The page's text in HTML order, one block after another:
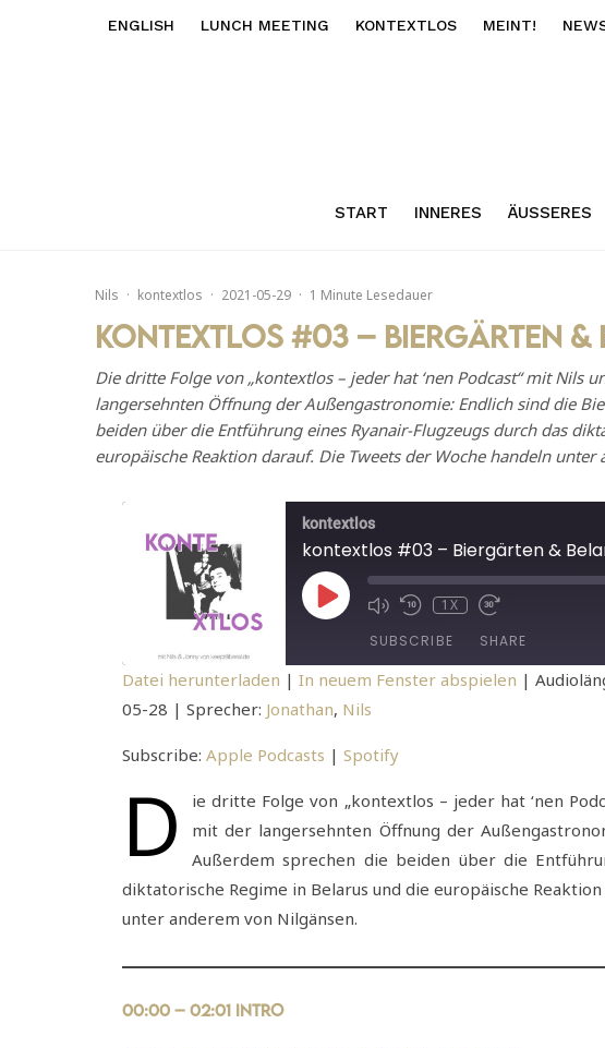
ENGLISH LUNCH MEETING KONTEXTLOS MEINT!
START INNERES ÄUSSERES
Nils · kontextlos · 2021-05-29 · 1 Minute Lesedauer
kontextlos #03 – Biergärten &
Die dritte Folge von „kontextlos – jeder hat ‘nen Podcast“ mit Nils
langersehnten Öffnung der Außengastronomie: Endlich sind die
beiden über die Entführung eines Ryanair-Flugzeugs durch das
europäische Reaktion darauf. Die Tweets der Woche handeln unter
kontextlos
kontextlos #03 – Biergärten &
PLAY EPISODE
MUTE/UNMUTE EPISODE
REWIND 10 SECONDS
1X FAST FORWARD
SUBSCRIBE SHARE
Apple Podcasts
RSS FEED
SHARE
LINK
EMBED
Datei herunterladen | In neuem Fenster abspielen |
05-28 | Sprecher: Jonathan, Nils
Subscribe: Apple Podcasts | Spotify
D ie dritte Folge von „kontextlos – jeder hat ‘nen
mit der langersehnten Öffnung der
Außerdem sprechen die beiden über die
diktatorische Regime in Belarus und die europäische
unter anderem von Nilgänsen.
00:00 – 02:01 Intro